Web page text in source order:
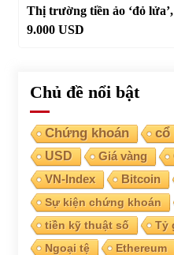
Thị trường tiền ảo ‘đỏ
9.000 USD
Chủ đề nổi bật
Chứng khoán cổ
USD
Giá vàng
VN-Index Bitcoin
Sự kiện chứng khoán
tiền kỹ thuật số
Tỷ
Ngoại tệ
Ethereum